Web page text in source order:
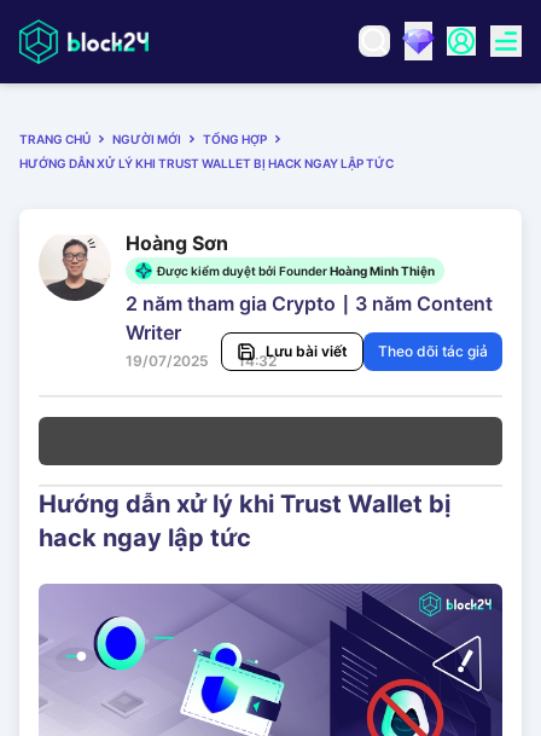
TRANG CHỦ NGƯỜI MỚI
TỔNG HỢP
HƯỚNG DẪN XỬ LÝ KHI TRUST WALLET BỊ HACK NGAY LẬP TỨC
Hoàng Sơn
Được kiểm duyệt bởi FounderHoàng Minh Thiện
2 năm tham gia Crypto ∣ 3 năm Content
Writer
19/07/2025 14:32
Lưu bài viết Theo dõi tác giả
Hướng dẫn xử lý khi Trust Wallet bị
hack ngay lập tức